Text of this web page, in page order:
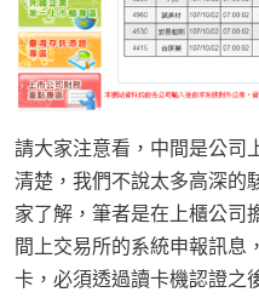
請大家注意看，中間是公司
清楚，我們不說太多高深的
家了解，筆者是在上櫃公司
間上交易所的系統申報訊息
卡，必須透過讀卡機認證之